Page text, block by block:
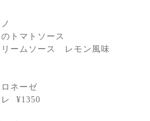
トマトソース
リームソース レモン風味
ネーゼ
¥1350